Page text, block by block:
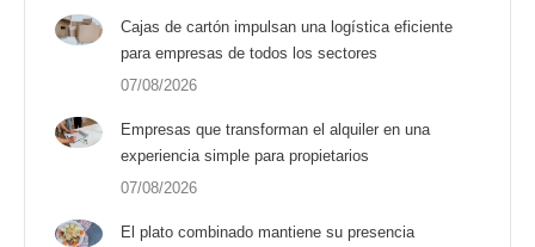
Cajas de cartón impulsan una logística eficiente
para empresas de todos los sectores
07/08/2026
Empresas que transforman el alquiler en una
experiencia simple para propietarios
07/08/2026
El plato combinado mantiene su presencia